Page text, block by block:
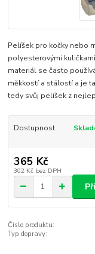
Pelíšek pro kočky nebo
polyesterovými
materiál se často
měkkostí a stálostí a je
tedy svůj pelíšek z
Dostupnost
365 Kč
302 Kč bez DPH
Číslo produktu:
Typ dopravy: